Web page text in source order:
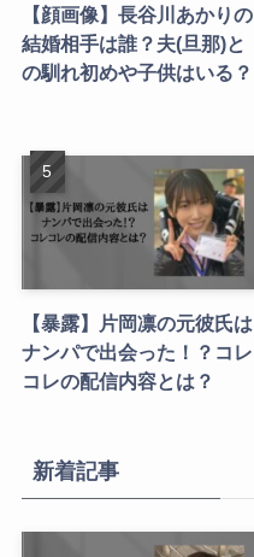
【顔画像】長谷川あかりの
結婚相手は誰？夫(旦那)と
の馴れ初めや子供はいる？
【暴露】片岡凛の元彼氏は
ナンパで出会った！？コレ
コレの配信内容とは？
新着記事